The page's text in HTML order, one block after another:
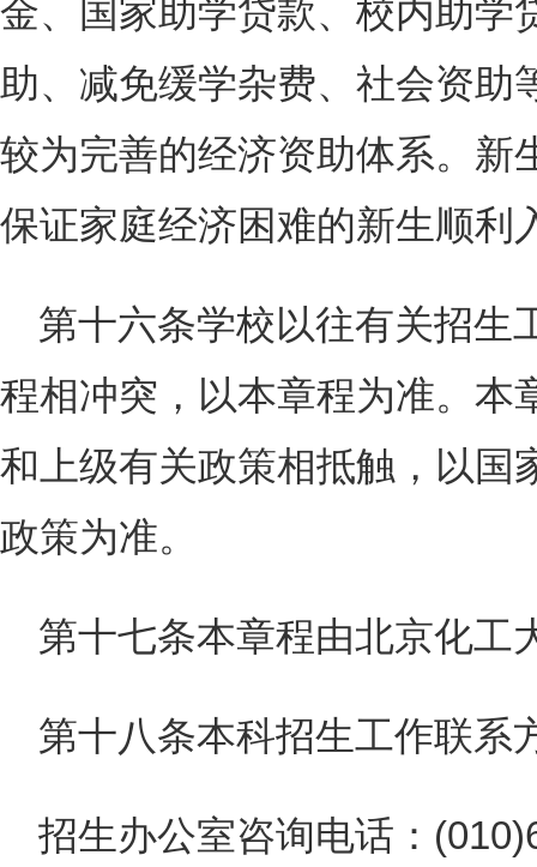
金、国家助学贷款、校内助学
助、减免缓学杂费、社会资助
较为完善的经济资助体系。新
保证家庭经济困难的新生顺利
第十六条学校以往有关招生
程相冲突，以本章程为准。本
和上级有关政策相抵触，以国
政策为准。
第十七条本章程由北京化工
第十八条本科招生工作联系
招生办公室咨询电话：